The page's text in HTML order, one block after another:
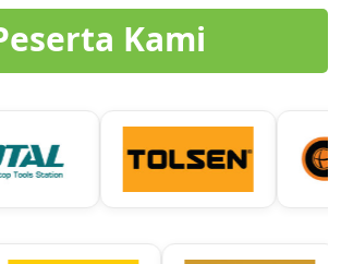
Kami